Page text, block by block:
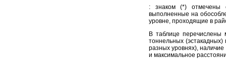
: знаком (*) отмечены
выполненные на
уровне, проходящие в
В таблице перечислены
тоннельных
разных уровнях),
и максимальное